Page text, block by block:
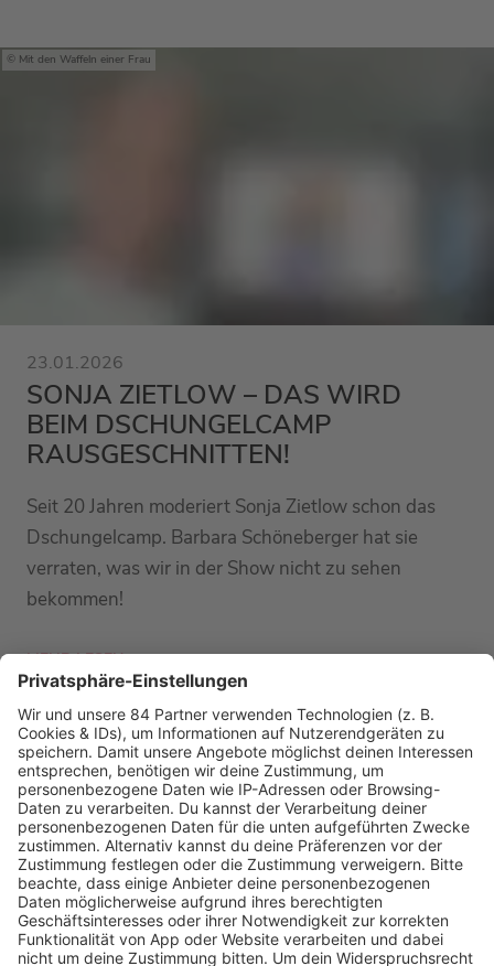
Mit den Waffeln einer Frau
23.01.2026
SONJA ZIETLOW – DAS WIRD
BEIM DSCHUNGELCAMP
RAUSGESCHNITTEN!
Seit 20 Jahren moderiert Sonja Zietlow schon das
Dschungelcamp. Barbara Schöneberger hat sie
verraten, was wir in der Show nicht zu sehen
bekommen!
MEHR LESEN
PODCAST-GÄSTE: MEHR NEWS
HOME
RADIOS
barba radio